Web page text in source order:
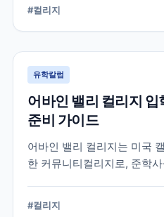
#컬리지
유학칼럼
어바인 밸리 컬리지 입
준비 가이드
어바인 밸리 컬리지는 미국
한 커뮤니티컬리지로, 준학
#컬리지